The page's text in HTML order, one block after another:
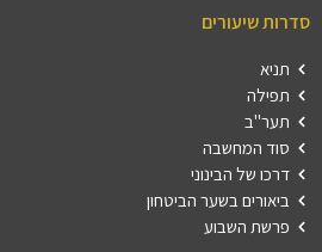
סדרות שיעורים
תניא
תפילה
תער"ב
סוד המחשבה
דרכו של הבינוני
ביאורים בשער הביטחון
פרשת השבוע